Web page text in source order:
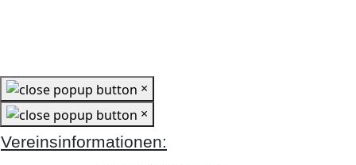
×
×
Vereinsinformationen: